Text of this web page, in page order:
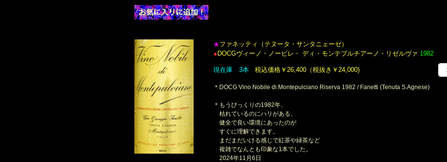
★ファネッティ（テヌータ・サンタニェーゼ）
● DOCGヴィーノ・ノービレ・ ディ・モンテプルチアーノ・リゼルヴァ 1982
現在庫 3本 税込価格￥26,400（税抜き￥24,000)
＊DOCG Vino Nobile di Montepulciano Riserva 1982 / Fanetti (Tenuta S.Agnese)
＊もうびっくりの1982年、
枯れているのにハリがある、
健全で良い環境にあったのが
すぐに理解できます。
まだまだいける感じで紅茶や緑茶など
複雑でなんとも印象な1本でした。
2024年11月6日